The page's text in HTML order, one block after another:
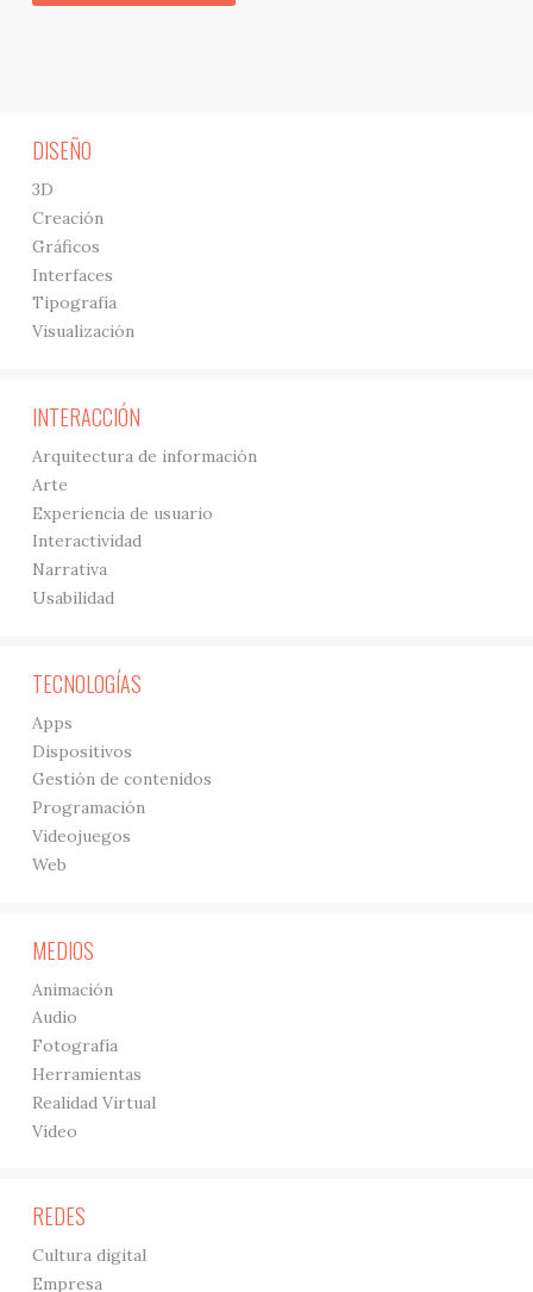
DISEÑO
3D
Creación
Gráficos
Interfaces
Tipografía
Visualización
INTERACCIÓN
Arquitectura de información
Arte
Experiencia de usuario
Interactividad
Narrativa
Usabilidad
TECNOLOGÍAS
Apps
Dispositivos
Gestión de contenidos
Programación
Videojuegos
Web
MEDIOS
Animación
Audio
Fotografía
Herramientas
Realidad Virtual
Vídeo
REDES
Cultura digital
Empresa